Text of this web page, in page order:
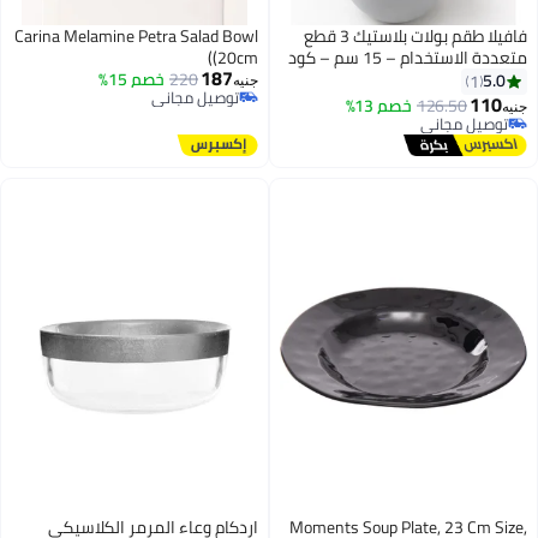
فافيلا طقم بولات بلاستيك 3 قطع
متعددة الاستخدام – 15 سم – كود
5.0
1
110
126.50خصم 13%
توصيل مجاني
توصيل مجاني
Carina Melamine Petra Salad Bowl
(20cm)
جنيه187
220خصم 15%
توصيل مجاني
توصيل مجاني
Moments Soup Plate, 23 Cm اردكام وعاء المرمر الكلاسيكي